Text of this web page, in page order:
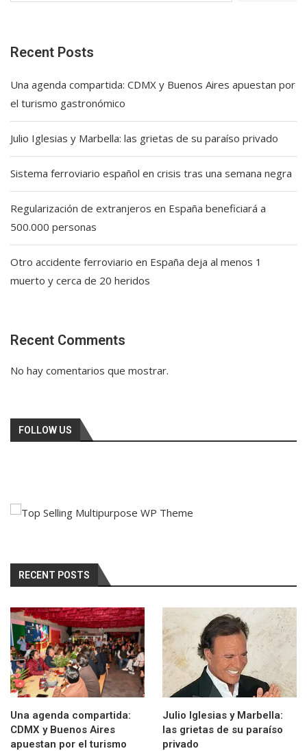
Recent Posts
Una agenda compartida: CDMX y Buenos Aires apuestan por
el turismo gastronómico
Julio Iglesias y Marbella: las grietas de su paraíso privado
Sistema ferroviario español en crisis tras una semana negra
Regularización de extranjeros en España beneficiará a
500.000 personas
Otro accidente ferroviario en España deja al menos 1
muerto y cerca de 20 heridos
Recent Comments
No hay comentarios que mostrar.
FOLLOW US
RECENT POSTS
Una agenda compartida:
CDMX y Buenos Aires
apuestan por el turismo
Julio Iglesias y Marbella:
las grietas de su paraíso
privado